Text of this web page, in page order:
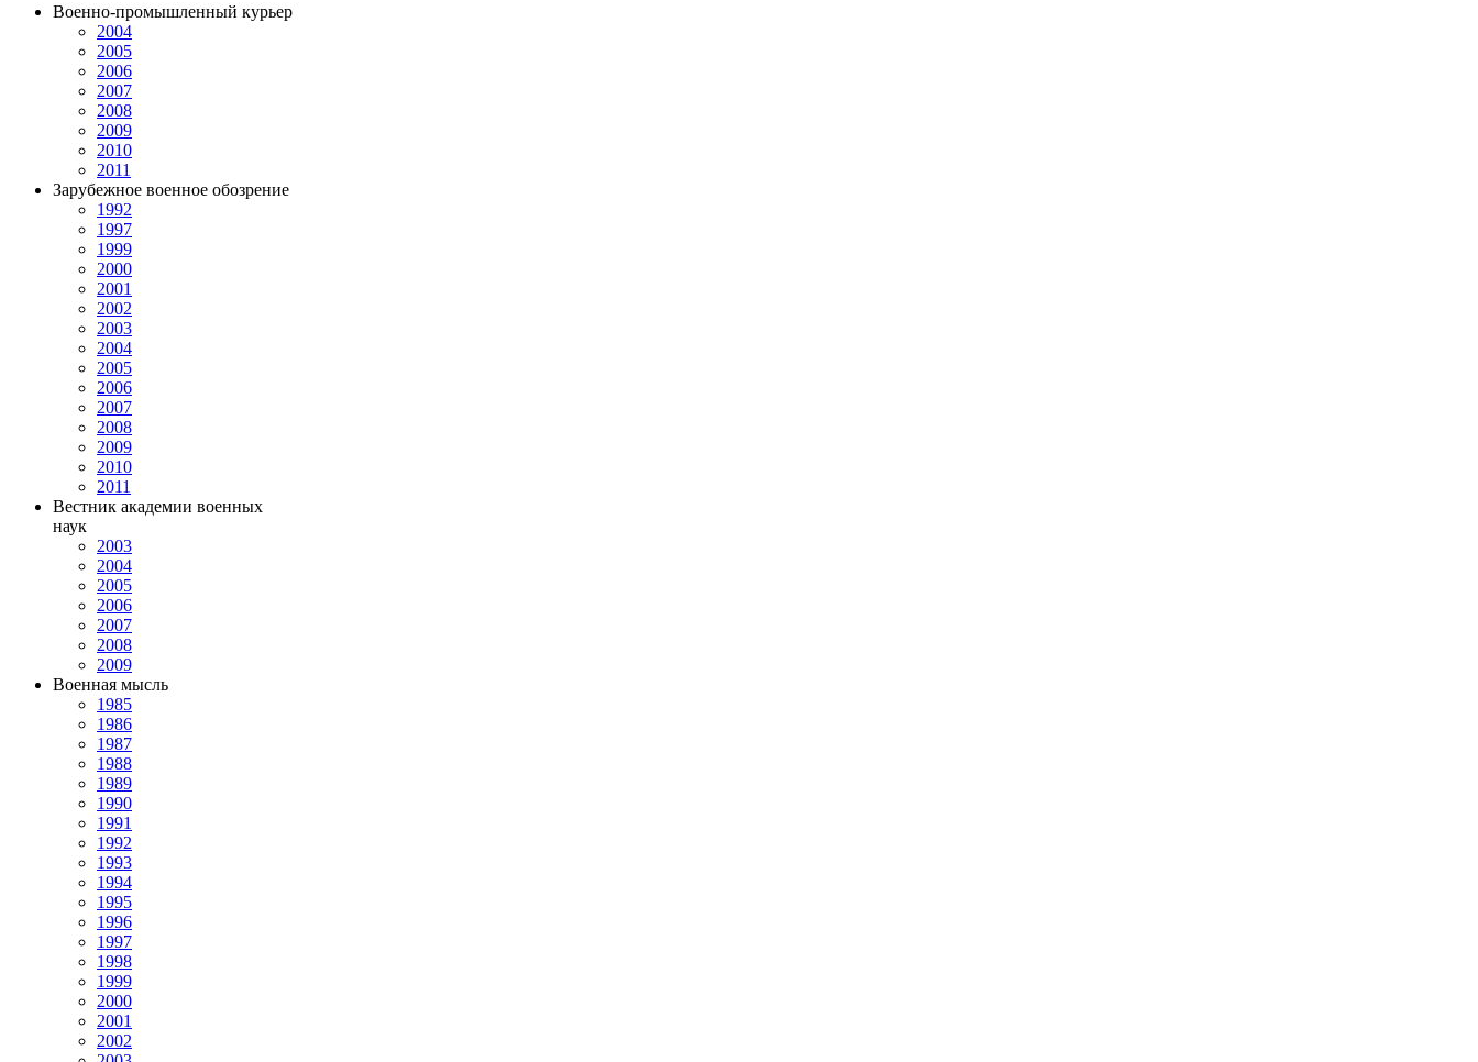
Военно-промышленный курьер
2004
2005
2006
2007
2008
2009
2010
2011
Зарубежное военное обозрение
1992
1997
1999
2000
2001
2002
2003
2004
2005
2006
2007
2008
2009
2010
2011
Вестник академии военных
наук
2003
2004
2005
2006
2007
2008
2009
Военная мысль
1985
1986
1987
1988
1989
1990
1991
1992
1993
1994
1995
1996
1997
1998
1999
2000
2001
2002